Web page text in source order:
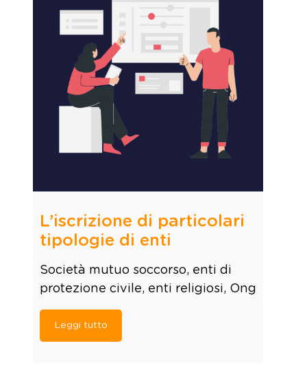
L’iscrizione di particolari
tipologie di enti
Società mutuo soccorso, enti di
protezione civile, enti religiosi, Ong
Leggi tutto